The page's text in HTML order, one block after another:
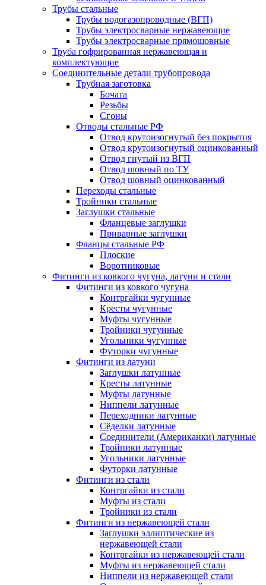
Трубы стальные
Трубы водогазопроводные (ВГП)
Трубы электросварные нержавеющие
Трубы электросварные прямошовные
Труба гофрированная нержавеющая и
комплектующие
Соединительные детали трубопровода
Трубная заготовка
Бочата
Резьбы
Сгоны
Отводы стальные РФ
Отвод крутоизогнутый без покрытия
Отвод крутоизогнутый оцинкованный
Отвод гнутый из ВГП
Отвод шовный по ТУ
Отвод шовный оцинкованный
Переходы стальные
Тройники стальные
Заглушки стальные
Фланцевые заглушки
Приварные заглушки
Фланцы стальные РФ
Плоские
Воротниковые
Фитинги из ковкого чугуна, латуни и стали
Фитинги из ковкого чугуна
Контргайки чугунные
Кресты чугунные
Муфты чугунные
Тройники чугунные
Угольники чугунные
Футорки чугунные
Фитинги из латуни
Заглушки латунные
Кресты латунные
Муфты латунные
Ниппели латунные
Переходники латунные
Сёделки латунные
Соединители (Американки) латунные
Тройники латунные
Угольники латунные
Футорки латунные
Фитинги из стали
Контргайки из стали
Муфты из стали
Тройники из стали
Фитинги из нержавеющей стали
Заглушки эллиптические из
нержавеющей стали
Контргайки из нержавеющей стали
Муфты из нержавеющей стали
Ниппели из нержавеющей стали